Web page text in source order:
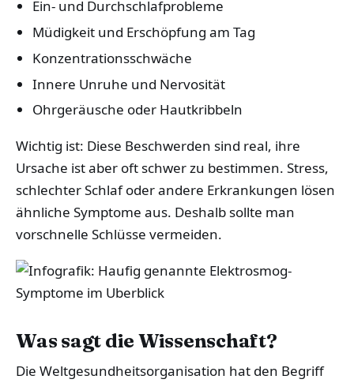
Ein- und Durchschlafprobleme
Müdigkeit und Erschöpfung am Tag
Konzentrationsschwäche
Innere Unruhe und Nervosität
Ohrgeräusche oder Hautkribbeln
Wichtig ist: Diese Beschwerden sind real, ihre
Ursache ist aber oft schwer zu bestimmen. Stress,
schlechter Schlaf oder andere Erkrankungen lösen
ähnliche Symptome aus. Deshalb sollte man
vorschnelle Schlüsse vermeiden.
Was sagt die Wissenschaft?
Die Weltgesundheitsorganisation hat den Begriff